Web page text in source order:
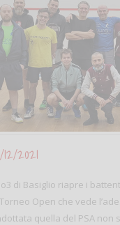
2021
di Basiglio riapre i
Open che vede
quella del PSA non